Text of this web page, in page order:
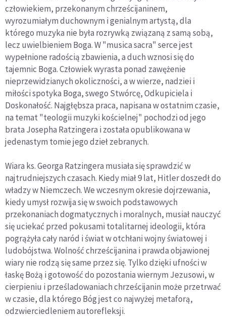
człowiekiem, przekonanym chrześcijaninem,
wyrozumiałym duchownym i genialnym artystą, dla
którego muzyka nie była rozrywką związaną z samą sobą,
lecz uwielbieniem Boga. W "musica sacra" serce jest
wypełnione radością zbawienia, a duch wznosi się do
tajemnic Boga. Człowiek wyrasta ponad zawężenie
nieprzewidzianych okoliczności, a w wierze, nadziei i
miłości spotyka Boga, swego Stwórcę, Odkupiciela i
Doskonałość. Najgłębsza praca, napisana w ostatnim czasie,
na temat "teologii muzyki kościelnej" pochodzi od jego
brata Josepha Ratzingera i została opublikowana w
jedenastym tomie jego dzieł zebranych.
Wiara ks. Georga Ratzingera musiała się sprawdzić w
najtrudniejszych czasach. Kiedy miał 9 lat, Hitler doszedł do
władzy w Niemczech. We wczesnym okresie dojrzewania,
kiedy umysł rozwija się w swoich podstawowych
przekonaniach dogmatycznych i moralnych, musiał nauczyć
się uciekać przed pokusami totalitarnej ideologii, która
pogrążyła cały naród i świat w otchłani wojny światowej i
ludobójstwa. Wolność chrześcijanina i prawda objawionej
wiary nie rodzą się same przez się. Tylko dzięki ufności w
łaskę Bożą i gotowość do pozostania wiernym Jezusowi, w
cierpieniu i prześladowaniach chrześcijanin może przetrwać
w czasie, dla którego Bóg jest co najwyżej metaforą,
odzwierciedleniem autorefleksji.